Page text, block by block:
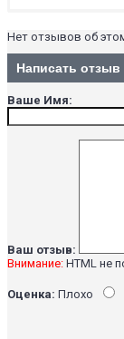
Нет отзывов об
Написать отзыв
Ваше Имя:
Ваш отзыв:
Внимание: HTML не
Оценка: Плохо